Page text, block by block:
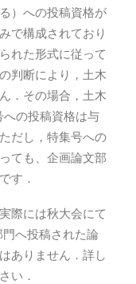
）への投稿資格が
で構成されており
れた形式に従って
判断により，土木
．その場合，土木
の投稿資格は与
だし，特集号への
ても、企画論文部
す．
際には秋大会にて
へ投稿された論
ありません．詳し
い．